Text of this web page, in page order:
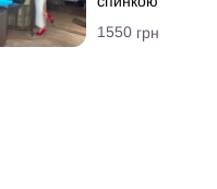
1550 грн